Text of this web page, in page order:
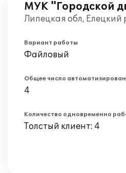
МУК "Городской
Липецкая обл, Елецкий
Вариант работы
Файловый
Общее число
4
Количество одновременно
Толстый клиент: 4